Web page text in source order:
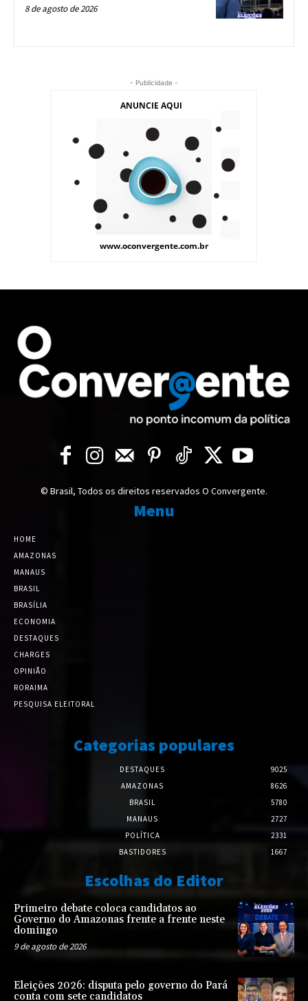
8 de agosto de 2026
- Publicidade -
© Brasil, Todos os direitos reservados O Convergente.
Menu
HOME
AMAZONAS
MANAUS
BRASIL
BRASÍLIA
ECONOMIA
DESTAQUES
CHARGES
OPINIÃO
RORAIMA
PESQUISA ELEITORAL
Categorias populares
DESTAQUES
9025
AMAZONAS
8626
BRASIL
5780
MANAUS
2727
POLÍTICA
2331
BASTIDORES
1667
Escolhas do Editor
Primeiro debate coloca candidatos ao
Governo do Amazonas frente a frente neste
domingo
9 de agosto de 2026
Eleições 2026: disputa pelo governo do Pará
conta com sete candidatos